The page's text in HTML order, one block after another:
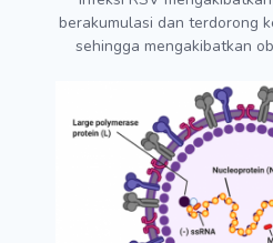
berakumulasi dan terdorong
sehingga mengakibatkan